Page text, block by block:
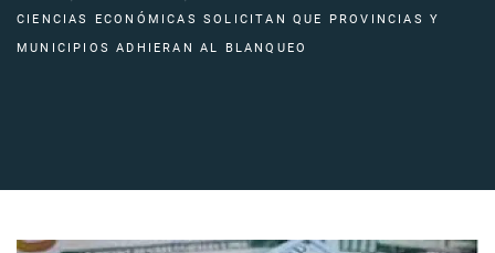
CIENCIAS ECONÓMICAS SOLICITAN QUE PROVINCIAS Y
MUNICIPIOS ADHIERAN AL BLANQUEO